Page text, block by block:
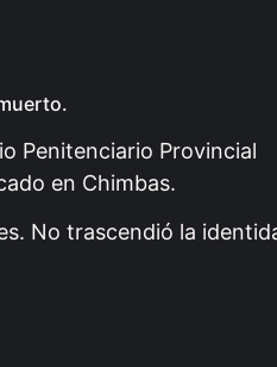
Penitenciario Provincial
en Chimbas.
No trascendió la